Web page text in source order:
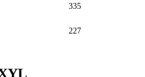
335
227